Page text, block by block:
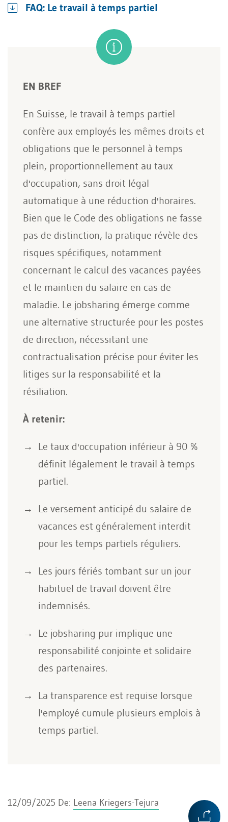
FAQ: Le travail à temps partiel
EN BREF
En Suisse, le travail à temps partiel
confère aux employés les mêmes droits et
obligations que le personnel à temps
plein, proportionnellement au taux
d'occupation, sans droit légal
automatique à une réduction d'horaires.
Bien que le Code des obligations ne fasse
pas de distinction, la pratique révèle des
risques spécifiques, notamment
concernant le calcul des vacances payées
et le maintien du salaire en cas de
maladie. Le jobsharing émerge comme
une alternative structurée pour les postes
de direction, nécessitant une
contractualisation précise pour éviter les
litiges sur la responsabilité et la
résiliation.
À retenir:
Le taux d'occupation inférieur à 90 %
définit légalement le travail à temps
partiel.
Le versement anticipé du salaire de
vacances est généralement interdit
pour les temps partiels réguliers.
Les jours fériés tombant sur un jour
habituel de travail doivent être
indemnisés.
Le jobsharing pur implique une
responsabilité conjointe et solidaire
des partenaires.
La transparence est requise lorsque
l'employé cumule plusieurs emplois à
temps partiel.
12/09/2025 De: Leena Kriegers-Tejura